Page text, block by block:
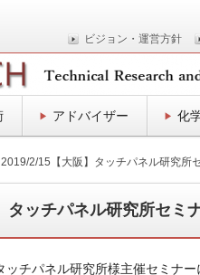
ビジョン・運営方針
所
アドバイザー 化
2019/2/15【大阪】タッチパネル研究所
タッチパネル研究所セミ
チパネル研究所様主催セミナー